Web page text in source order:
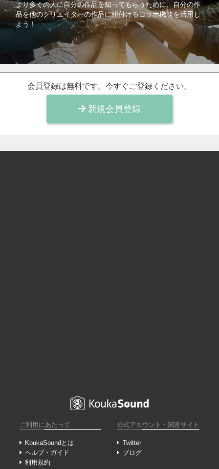
より多くの人に自分の作品を知ってもらうために、自分の作
品を他のクリエイターの作品に紐付けるコラボ機能を活用し
よう！
会員登録は無料です。今すぐご登録ください。
新規会員登録
ご利用にあたって
KoukaSoundとは
ヘルプ・ガイド
利用規約
公式アカウント・関連サイト
Twitter
ブログ